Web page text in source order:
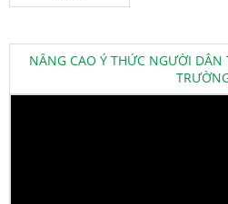
NÂNG CAO Ý THỨC NGƯỜI DÂN